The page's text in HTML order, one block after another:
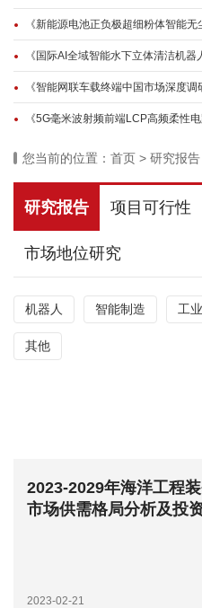
《新能源电池正负极超细粉体智能
《国际AI全域智能水下立体清洁机
《智能网联车载终端中国市场深度调
《5G毫米波射频前端LCP高频柔性
您当前的位置： 首页 > 研究报告
研究报告 项目可行性
市场地位研究
机器人 智能制造 工
其他
2022-2028年航海模
业发展战略研究及投
2022-07-07